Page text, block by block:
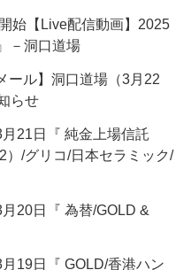
始【Live配信動画】2025
－洞口道場
ール】洞口道場（3月22
らせ
月21日『 純金上場信託
）/グリコ/日本セラミック/
月20日『 為替/GOLD &
月19日『 GOLD/香港ハン